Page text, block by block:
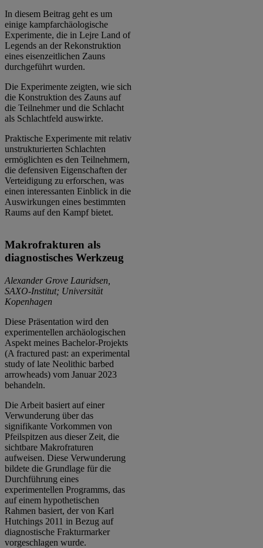
In diesem Beitrag geht es um
einige kampfarchäologische
Experimente, die in Lejre Land of
Legends an der Rekonstruktion
eines eisenzeitlichen Zauns
durchgeführt wurden.
Die Experimente zeigten, wie sich
die Konstruktion des Zauns auf
die Teilnehmer und die Schlacht
als Schlachtfeld auswirkte.
Praktische Experimente mit relativ
unstrukturierten Schlachten
ermöglichten es den Teilnehmern,
die defensiven Eigenschaften der
Verteidigung zu erforschen, was
einen interessanten Einblick in die
Auswirkungen eines bestimmten
Raums auf den Kampf bietet.
Makrofrakturen als
diagnostisches Werkzeug
Alexander Grove Lauridsen,
SAXO-Institut; Universität
Kopenhagen
Diese Präsentation wird den
experimentellen archäologischen
Aspekt meines Bachelor-Projekts
(A fractured past: an experimental
study of late Neolithic barbed
arrowheads) vom Januar 2023
behandeln.
Die Arbeit basiert auf einer
Verwunderung über das
signifikante Vorkommen von
Pfeilspitzen aus dieser Zeit, die
sichtbare Makrofraturen
aufweisen. Diese Verwunderung
bildete die Grundlage für die
Durchführung eines
experimentellen Programms, das
auf einem hypothetischen
Rahmen basiert, der von Karl
Hutchings 2011 in Bezug auf
diagnostische Frakturmarker
vorgeschlagen wurde.